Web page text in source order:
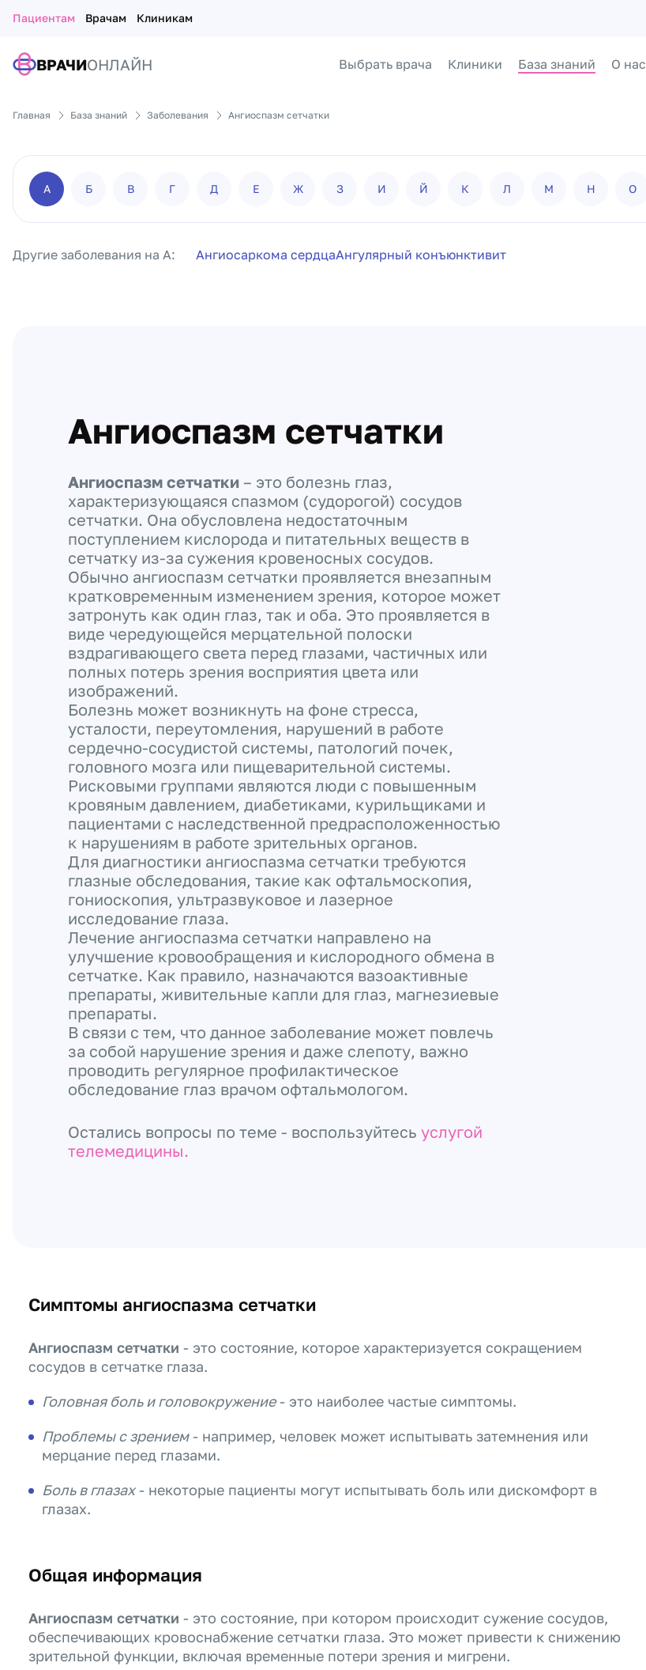
Пациентам Врачам Клиникам
ВРАЧИОНЛАЙН Выбрать врача Клиники База знаний О нас
Главная База знаний Заболевания Ангиоспазм сетчатки
А Б В Г Д Е Ж З И Й К Л М Н О
Другие заболевания на А: Ангиосаркома сердцаАнгулярный конъюнктивит
Ангиоспазм сетчатки
Ангиоспазм сетчатки – это болезнь глаз,
характеризующаяся спазмом (судорогой) сосудов
сетчатки. Она обусловлена недостаточным
поступлением кислорода и питательных веществ в
сетчатку из-за сужения кровеносных сосудов.
Обычно ангиоспазм сетчатки проявляется внезапным
кратковременным изменением зрения, которое может
затронуть как один глаз, так и оба. Это проявляется в
виде чередующейся мерцательной полоски
вздрагивающего света перед глазами, частичных или
полных потерь зрения восприятия цвета или
изображений.
Болезнь может возникнуть на фоне стресса,
усталости, переутомления, нарушений в работе
сердечно-сосудистой системы, патологий почек,
головного мозга или пищеварительной системы.
Рисковыми группами являются люди с повышенным
кровяным давлением, диабетиками, курильщиками и
пациентами с наследственной предрасположенностью
к нарушениям в работе зрительных органов.
Для диагностики ангиоспазма сетчатки требуются
глазные обследования, такие как офтальмоскопия,
гониоскопия, ультразвуковое и лазерное
исследование глаза.
Лечение ангиоспазма сетчатки направлено на
улучшение кровообращения и кислородного обмена в
сетчатке. Как правило, назначаются вазоактивные
препараты, живительные капли для глаз, магнезиевые
препараты.
В связи с тем, что данное заболевание может повлечь
за собой нарушение зрения и даже слепоту, важно
проводить регулярное профилактическое
обследование глаз врачом офтальмологом.
Остались вопросы по теме - воспользуйтесь услугой
телемедицины.
Симптомы ангиоспазма сетчатки
Ангиоспазм сетчатки - это состояние, которое характеризуется сокращением
сосудов в сетчатке глаза.
Головная боль и головокружение- это наиболее частые симптомы.
Проблемы с зрением- например, человек может испытывать затемнения или
мерцание перед глазами.
Боль в глазах- некоторые пациенты могут испытывать боль или дискомфорт в
глазах.
Общая информация
Ангиоспазм сетчатки - это состояние, при котором происходит сужение сосудов,
обеспечивающих кровоснабжение сетчатки глаза. Это может привести к снижению
зрительной функции, включая временные потери зрения и мигрени.